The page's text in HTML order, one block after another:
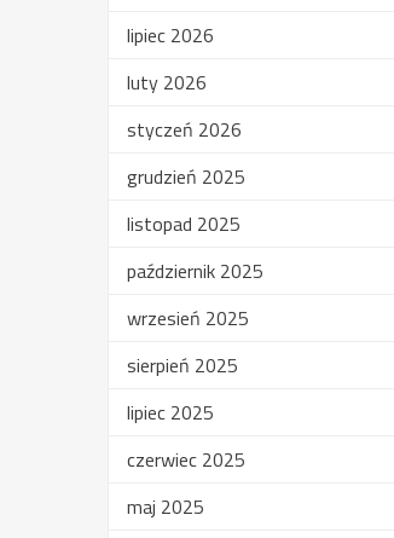
lipiec 2026
luty 2026
styczeń 2026
grudzień 2025
listopad 2025
październik 2025
wrzesień 2025
sierpień 2025
lipiec 2025
czerwiec 2025
maj 2025